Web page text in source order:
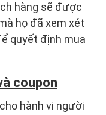
hàng sẽ được
họ đã xem xét
quyết định mua
coupon
hành vi người